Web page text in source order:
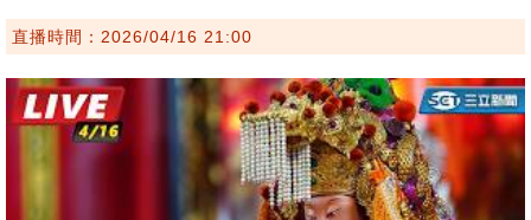
直播時間：2026/04/16 21:00